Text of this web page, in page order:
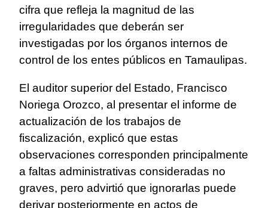
cifra que refleja la magnitud de las
irregularidades que deberán ser
investigadas por los órganos internos de
control de los entes públicos en Tamaulipas.
El auditor superior del Estado, Francisco
Noriega Orozco, al presentar el informe de
actualización de los trabajos de
fiscalización, explicó que estas
observaciones corresponden principalmente
a faltas administrativas consideradas no
graves, pero advirtió que ignorarlas puede
derivar posteriormente en actos de